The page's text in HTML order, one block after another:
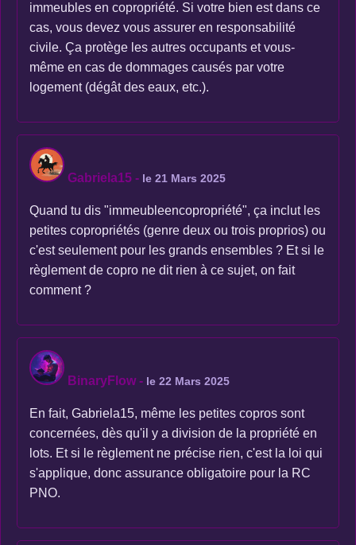
immeubles en copropriété. Si votre bien est dans ce
cas, vous devez vous assurer en responsabilité
civile. Ça protège les autres occupants et vous-
même en cas de dommages causés par votre
logement (dégât des eaux, etc.).
Gabriela15 - le 21 Mars 2025
Quand tu dis "immeubleencopropriété", ça inclut les
petites copropriétés (genre deux ou trois proprios) ou
c'est seulement pour les grands ensembles ? Et si le
règlement de copro ne dit rien à ce sujet, on fait
comment ?
BinaryFlow- le 22 Mars 2025
En fait, Gabriela15, même les petites copros sont
concernées, dès qu'il y a division de la propriété en
lots. Et si le règlement ne précise rien, c'est la loi qui
s'applique, donc assurance obligatoire pour la RC
PNO.